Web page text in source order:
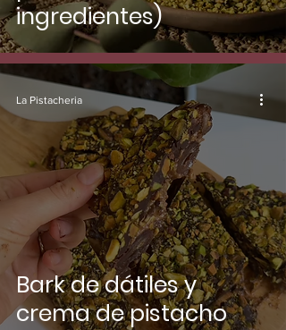
ingredientes)
Bark de dátiles y
crema de pistacho
La Pistacheria